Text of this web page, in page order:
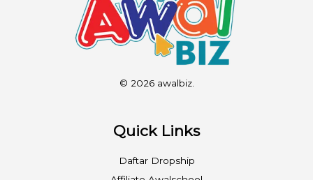
© 2026 awalbiz.
Quick Links
Daftar Dropship